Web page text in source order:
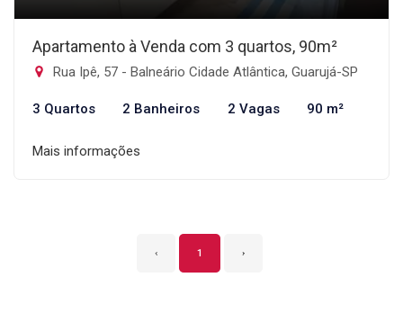
Apartamento à Venda com 3 quartos, 90m²
Rua Ipê, 57 - Balneário Cidade Atlântica, Guarujá-SP
3 Quartos 2 Banheiros 2 Vagas 90 m²
Mais informações
‹ 1 ›